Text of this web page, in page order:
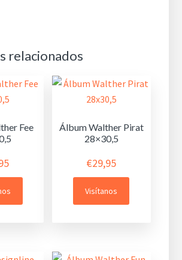
relacionados
Fee
Álbum Walther Pirat
28×30,5
€29,95
Visítanos